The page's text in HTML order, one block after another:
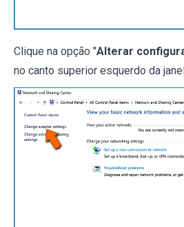
Clique na opção "Alterar
no canto superior esquerdo da